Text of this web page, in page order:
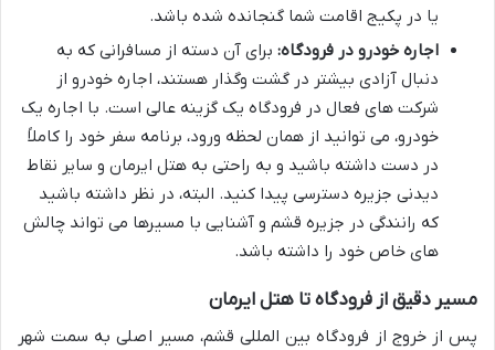
یا در پکیج اقامت شما گنجانده شده باشد.
اجاره خودرو در فرودگاه: برای آن دسته از مسافرانی که به
دنبال آزادی بیشتر در گشت وگذار هستند، اجاره خودرو از
شرکت های فعال در فرودگاه یک گزینه عالی است. با اجاره یک
خودرو، می توانید از همان لحظه ورود، برنامه سفر خود را کاملاً
در دست داشته باشید و به راحتی به هتل ایرمان و سایر نقاط
دیدنی جزیره دسترسی پیدا کنید. البته، در نظر داشته باشید
که رانندگی در جزیره قشم و آشنایی با مسیرها می تواند چالش
های خاص خود را داشته باشد.
مسیر دقیق از فرودگاه تا هتل ایرمان
پس از خروج از فرودگاه بین المللی قشم، مسیر اصلی به سمت شهر